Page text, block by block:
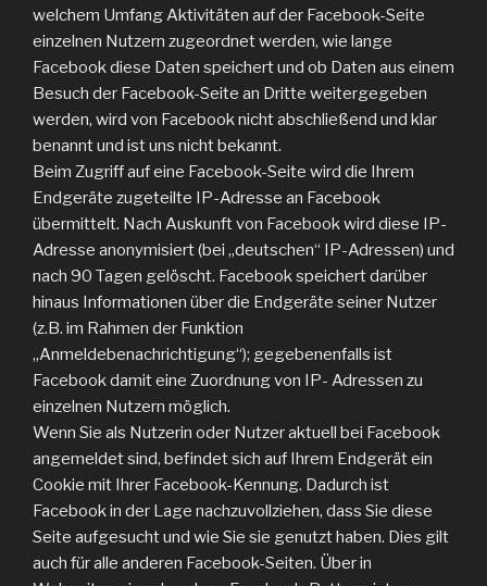
welchem Umfang Aktivitäten auf der Facebook-Seite
einzelnen Nutzern zugeordnet werden, wie lange
Facebook diese Daten speichert und ob Daten aus einem
Besuch der Facebook-Seite an Dritte weitergegeben
werden, wird von Facebook nicht abschließend und klar
benannt und ist uns nicht bekannt.
Beim Zugriff auf eine Facebook-Seite wird die Ihrem
Endgeräte zugeteilte IP-Adresse an Facebook
übermittelt. Nach Auskunft von Facebook wird diese IP-
Adresse anonymisiert (bei „deutschen“ IP-Adressen) und
nach 90 Tagen gelöscht. Facebook speichert darüber
hinaus Informationen über die Endgeräte seiner Nutzer
(z.B. im Rahmen der Funktion
„Anmeldebenachrichtigung“); gegebenenfalls ist
Facebook damit eine Zuordnung von IP- Adressen zu
einzelnen Nutzern möglich.
Wenn Sie als Nutzerin oder Nutzer aktuell bei Facebook
angemeldet sind, befindet sich auf Ihrem Endgerät ein
Cookie mit Ihrer Facebook-Kennung. Dadurch ist
Facebook in der Lage nachzuvollziehen, dass Sie diese
Seite aufgesucht und wie Sie sie genutzt haben. Dies gilt
auch für alle anderen Facebook-Seiten. Über in